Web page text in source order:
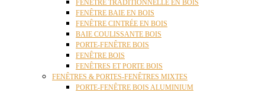
FENÊTRE TRADITIONNELLE EN BOIS
FENÊTRE BAIE EN BOIS
FENÊTRE CINTRÉE EN BOIS
BAIE COULISSANTE BOIS
PORTE-FENÊTRE BOIS
FENÊTRE BOIS
FENÊTRES ET PORTE BOIS
FENÊTRES & PORTES-FENÊTRES MIXTES
PORTE-FENÊTRE BOIS ALUMINIUM